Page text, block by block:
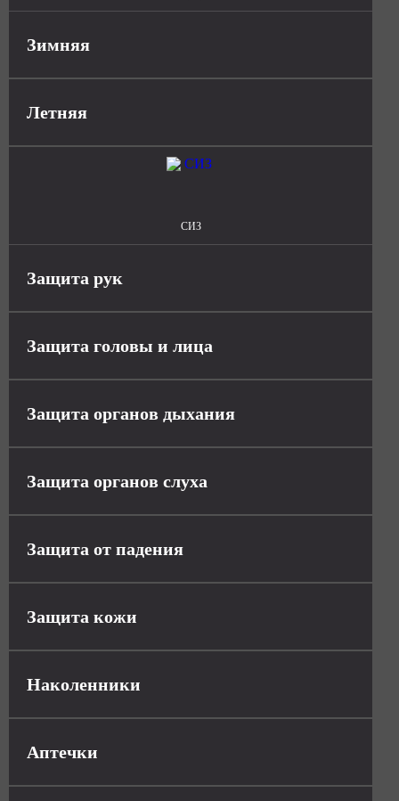
Зимняя
Летняя
СИЗ
Защита рук
Защита головы и лица
Защита органов дыхания
Защита органов слуха
Защита от падения
Защита кожи
Наколенники
Аптечки